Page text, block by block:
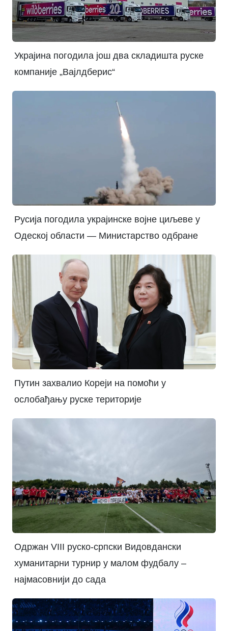
Украјина погодила још два складишта руске
компаније „Вајлдберис“
Русија погодила украјинске војне циљеве у
Одеској области — Министарство одбране
Путин захвалио Кореји на помоћи у
ослобађању руске територије
Одржан VIII руско-српски Видовдански
хуманитарни турнир у малом фудбалу –
најмасовнији до сада